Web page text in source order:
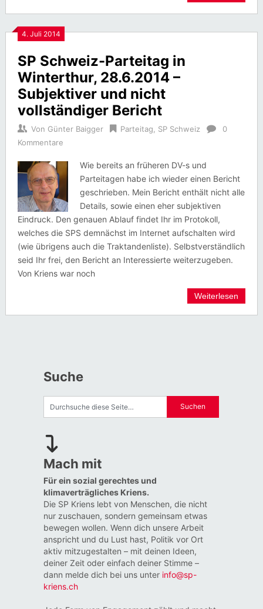
4. Juli 2014
SP Schweiz-Parteitag in
Winterthur, 28.6.2014 –
Subjektiver und nicht
vollständiger Bericht
Von Günter Baigger Parteitag SP Schweiz
0
Kommentare
Wie bereits an früheren DV-s und
Parteitagen habe ich wieder einen Bericht
geschrieben. Mein Bericht enthält nicht alle
Details, sowie einen eher subjektiven
Eindruck. Den genauen Ablauf findet Ihr im Protokoll,
welches die SPS demnächst im Internet aufschalten wird
(wie übrigens auch die Traktandenliste). Selbstverständlich
seid Ihr frei, den Bericht an Interessierte weiterzugeben.
Von Kriens war noch
Weiterlesen
Suche
Mach mit
Für ein sozial gerechtes und
klimaverträgliches Kriens.
Die SP Kriens lebt von Menschen, die nicht
nur zuschauen, sondern gemeinsam etwas
bewegen wollen. Wenn dich unsere Arbeit
anspricht und du Lust hast, Politik vor Ort
aktiv mitzugestalten – mit deinen Ideen,
deiner Zeit oder einfach deiner Stimme –
dann melde dich bei uns unter info@sp-
kriens.ch